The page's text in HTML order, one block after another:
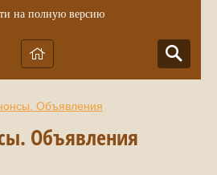
на полную версию
Объявления
Объявления